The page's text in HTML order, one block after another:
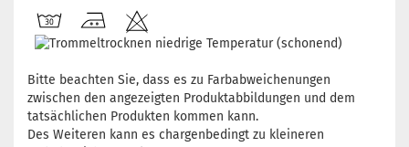
Bitte beachten Sie, dass es zu Farbabweichenungen
zwischen den angezeigten Produktabbildungen und dem
tatsächlichen Produkten kommen kann.
Des Weiteren kann es chargenbedingt zu kleineren